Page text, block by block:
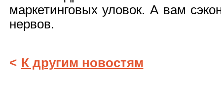
маркетинговых уловок. А вам
нервов.
< К другим новостям